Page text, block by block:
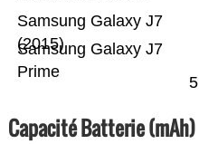
Samsung Galaxy J7
Prime
Samsung Galaxy J7
(2015)
5
Capacité Batterie (mAh)